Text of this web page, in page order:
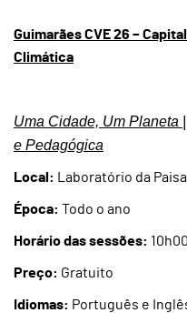
Guimarães CVE 26 –
Climática
Uma Cidade, Um Planeta
e Pedagógica
Local: Laboratório da
Época: Todo o ano
Horário das sessões:
Preço: Gratuito
Idiomas: Português e